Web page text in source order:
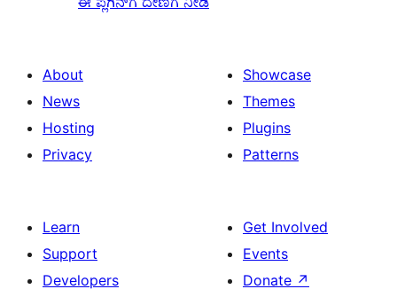
About
News
Hosting
Privacy
Showcase
Themes
Plugins
Patterns
Learn
Support
Developers
Get Involved
Events
Donate ↗